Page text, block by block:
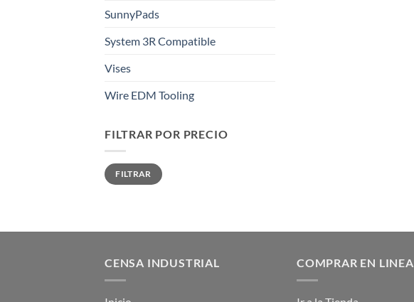
SunnyPads
System 3R Compatible
Vises
Wire EDM Tooling
FILTRAR POR PRECIO
Precio
mínimo
Precio
máximo
FILTRAR
CENSA INDUSTRIAL COMPRAR EN LINEA